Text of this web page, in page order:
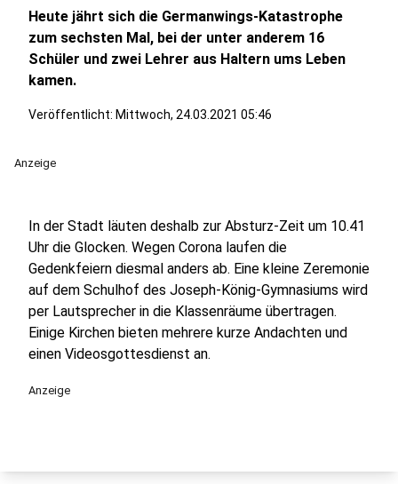
Heute jährt sich die Germanwings-Katastrophe
zum sechsten Mal, bei der unter anderem 16
Schüler und zwei Lehrer aus Haltern ums Leben
kamen.
Veröffentlicht: Mittwoch, 24.03.2021 05:46
Anzeige
In der Stadt läuten deshalb zur Absturz-Zeit um 10.41
Uhr die Glocken. Wegen Corona laufen die
Gedenkfeiern diesmal anders ab. Eine kleine Zeremonie
auf dem Schulhof des Joseph-König-Gymnasiums wird
per Lautsprecher in die Klassenräume übertragen.
Einige Kirchen bieten mehrere kurze Andachten und
einen Videosgottesdienst an.
Anzeige